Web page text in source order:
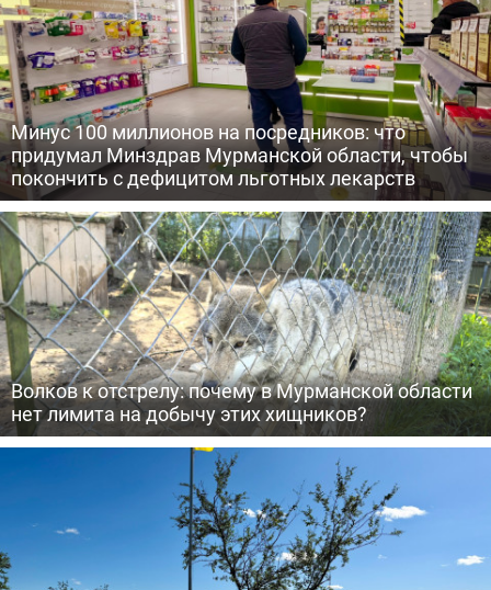
Минус 100 миллионов на посредников: что
придумал Минздрав Мурманской области, чтобы
покончить с дефицитом льготных лекарств
Волков к отстрелу: почему в Мурманской области
нет лимита на добычу этих хищников?